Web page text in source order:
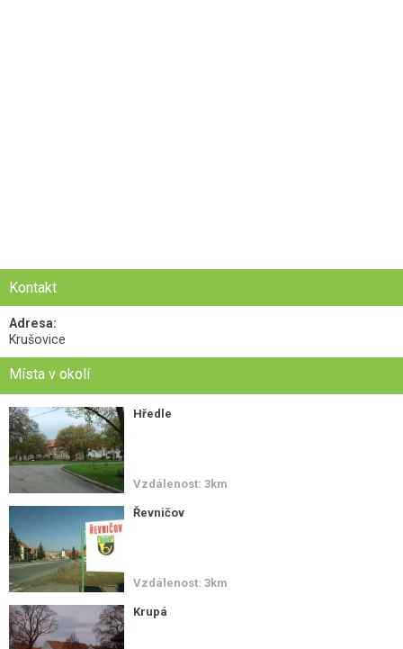
Kontakt
Adresa:
Krušovice
Místa v okolí
Hředle
Vzdálenost: 3km
Řevničov
Vzdálenost: 3km
Krupá